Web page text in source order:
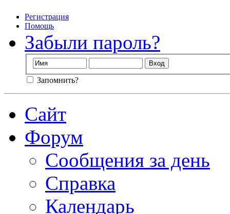
Регистрация
Помощь
Забыли пароль?
Запомнить?
Сайт
Форум
Сообщения за день
Справка
Календарь